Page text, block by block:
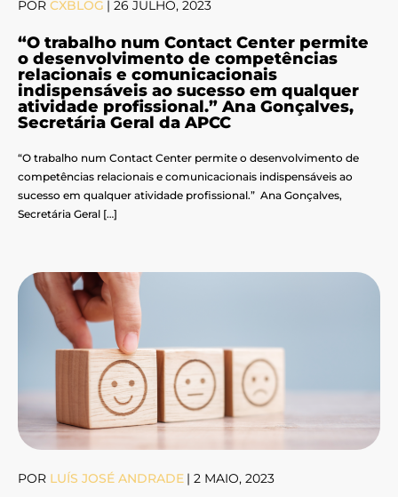
POR CXBLOG | 26 JULHO, 2023
“O trabalho num Contact Center permite
o desenvolvimento de competências
relacionais e comunicacionais
indispensáveis ao sucesso em qualquer
atividade profissional.” Ana Gonçalves,
Secretária Geral da APCC
“O trabalho num Contact Center permite o desenvolvimento de
competências relacionais e comunicacionais indispensáveis ao
sucesso em qualquer atividade profissional.” Ana Gonçalves,
Secretária Geral […]
POR LUÍS JOSÉ ANDRADE | 2 MAIO, 2023